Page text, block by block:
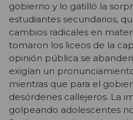
gobierno y lo gatilló la
estudiantes secundarios,
cambios radicales en
tomaron los liceos de la
opinión pública se
exigían un
mientras que para el
desórdenes callejeros. La
golpeando adolescentes